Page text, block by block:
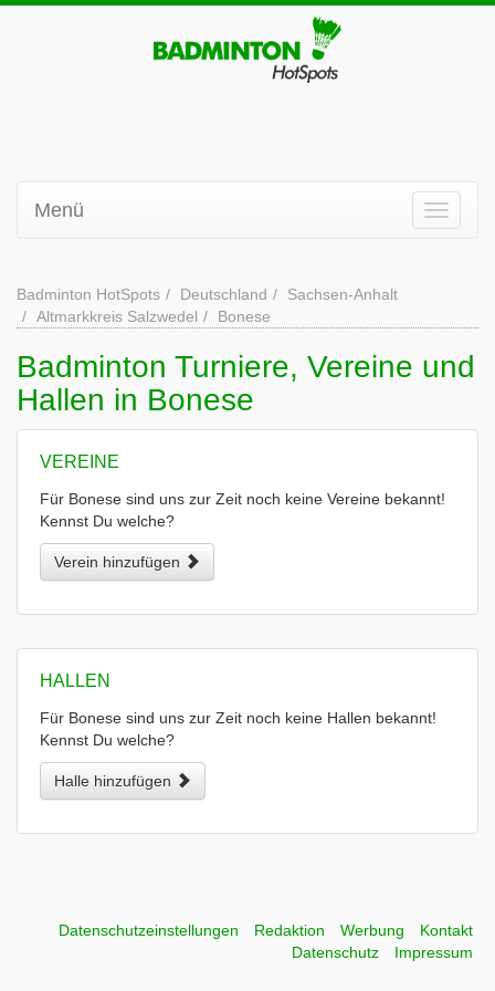
Menü
Badminton HotSpots Deutschland
Sachsen-Anhalt
Altmarkkreis Salzwedel
Bonese
Badminton Turniere, Vereine und
Hallen in Bonese
VEREINE
Für Bonese sind uns zur Zeit noch keine Vereine bekannt!
Kennst Du welche?
Verein hinzufügen
HALLEN
Für Bonese sind uns zur Zeit noch keine Hallen bekannt!
Kennst Du welche?
Halle hinzufügen
Datenschutzeinstellungen Redaktion Werbung
Kontakt
Datenschutz
Impressum